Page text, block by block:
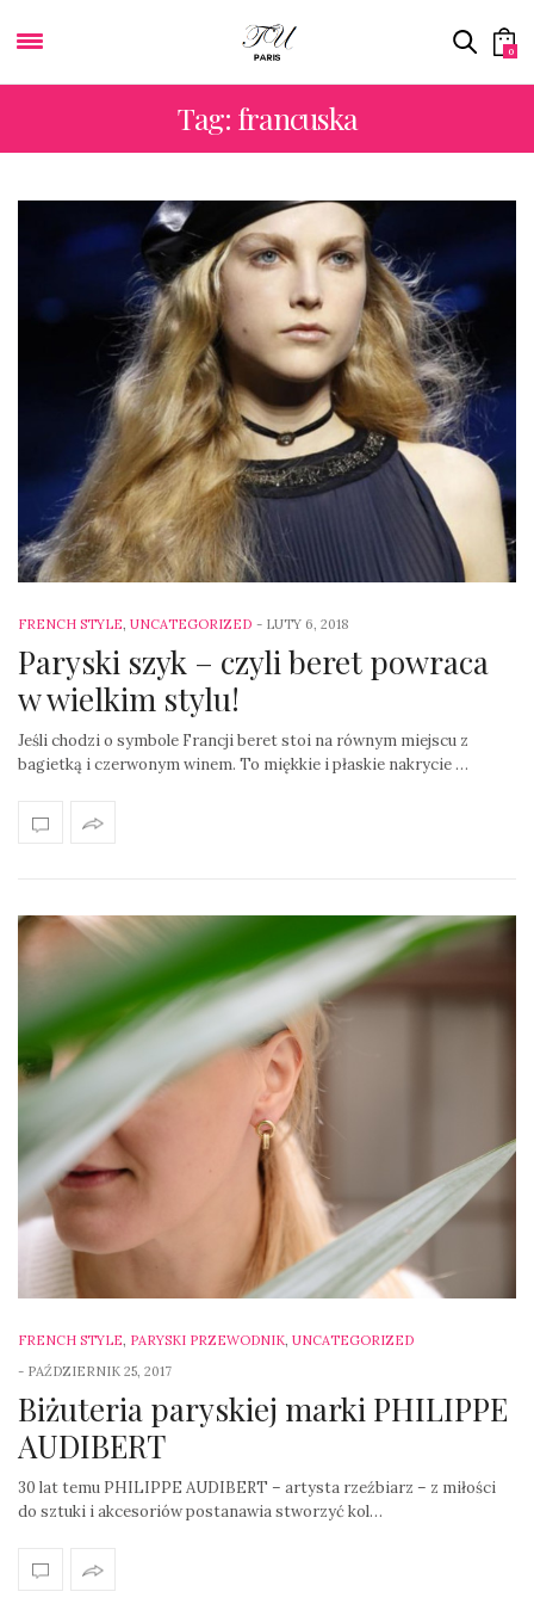
0
Tag: francuska
FRENCH STYLE, UNCATEGORIZED - LUTY 6, 2018
Paryski szyk – czyli beret powraca
w wielkim stylu!
Jeśli chodzi o symbole Francji beret stoi na równym miejscu z
bagietką i czerwonym winem. To miękkie i płaskie nakrycie …
FRENCH STYLE, PARYSKI PRZEWODNIK, UNCATEGORIZED
- PAŹDZIERNIK 25, 2017
Biżuteria paryskiej marki PHILIPPE
AUDIBERT
30 lat temu PHILIPPE AUDIBERT – artysta rzeźbiarz – z miłości
do sztuki i akcesoriów postanawia stworzyć kol…